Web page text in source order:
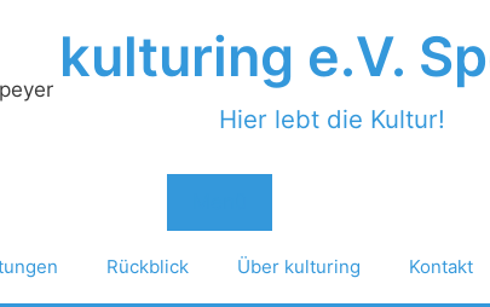
kulturing e.V.
Hier lebt die Kultur!
Rückblick Über kulturing Kontakt